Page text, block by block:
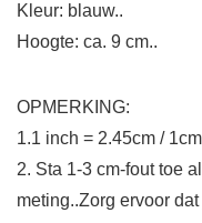
Kleur: blauw..
Hoogte: ca. 9 cm..
OPMERKING:
1.1 inch = 2.45cm /
2. Sta 1-3 cm-fout toe
meting..Zorg ervoor